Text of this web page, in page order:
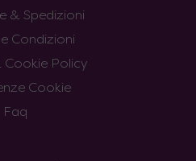
& Spedizioni
e Condizioni
Cookie Policy
Cookie
Faq